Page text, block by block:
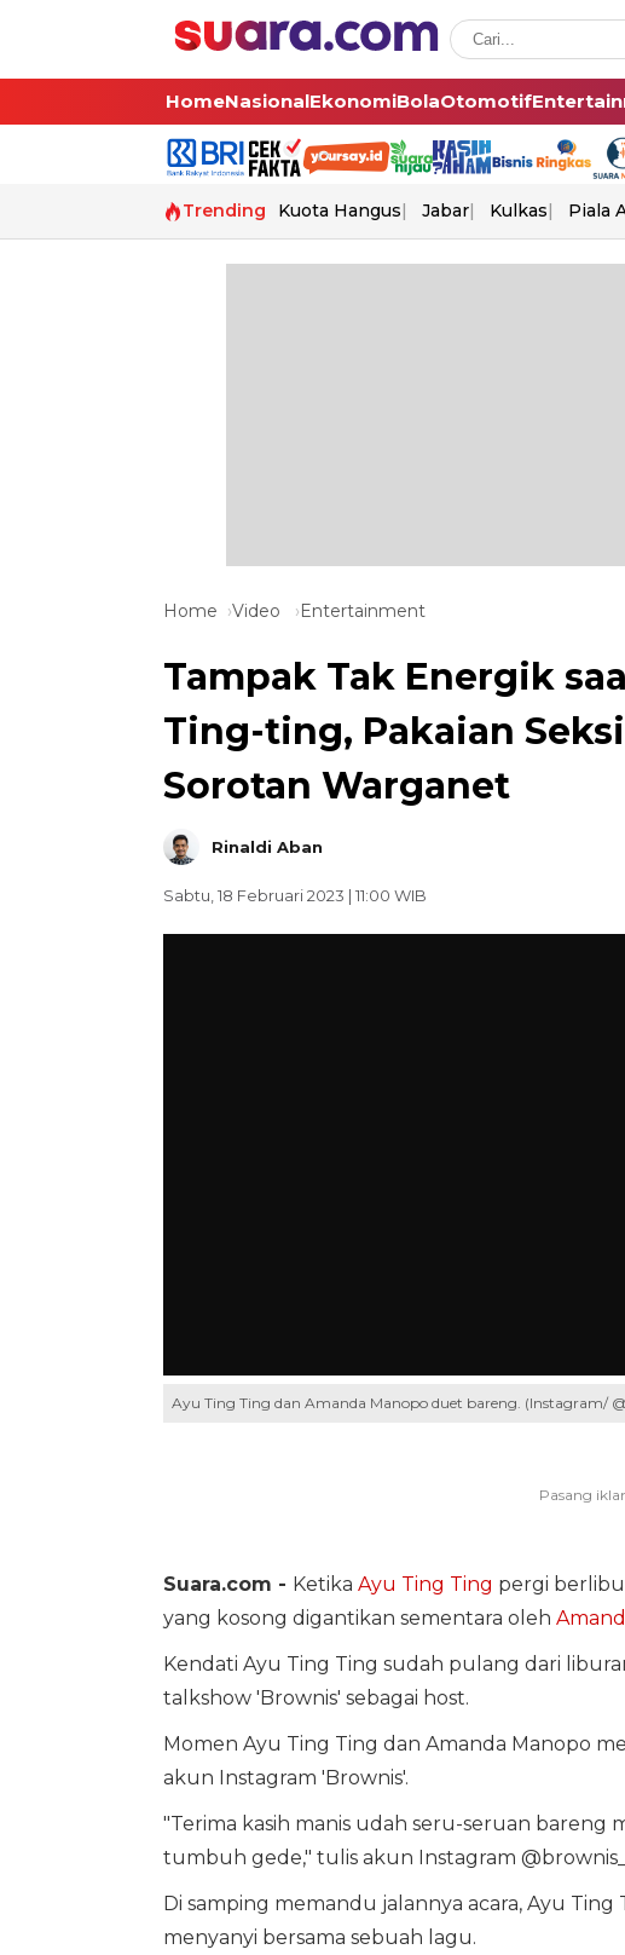
HomeNasionalEkonomiBolaOtomotif
Trending Kuota Hangus Jabar Kulkas Piala
Home Video Entertainment
Tampak Tak Energik
Ting-ting, Pakaian
Sorotan Warganet
Rinaldi Aban
Sabtu, 18 Februari 2023 | 11:00 WIB
Ayu Ting Ting dan Amanda Manopo duet bareng. (Instagram/
Suara.com - Ketika Ayu Ting Ting pergi
yang kosong digantikan sementara oleh
Kendati Ayu Ting Ting sudah pulang dari
talkshow 'Brownis' sebagai host.
Momen Ayu Ting Ting dan Amanda Manopo
akun Instagram 'Brownis'.
"Terima kasih manis udah seru-seruan bareng
tumbuh gede," tulis akun Instagram
Di samping memandu jalannya acara, Ayu
menyanyi bersama sebuah lagu.